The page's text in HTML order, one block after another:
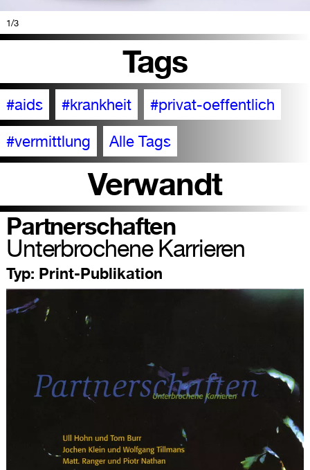
1/3
Tags
#aids #krankheit #privat-oeffentlich
#vermittlung Alle Tags
Verwandt
Partnerschaften
Unterbrochene Karrieren
Typ: Print-Publikation